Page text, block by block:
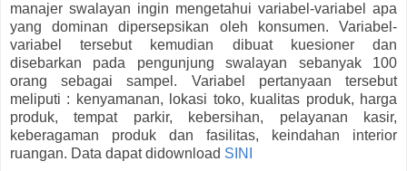
manajer swalayan ingin mengetahui variabel-variabel apa
yang dominan dipersepsikan oleh konsumen. Variabel-
variabel tersebut kemudian dibuat kuesioner dan
disebarkan pada pengunjung swalayan sebanyak 100
orang sebagai sampel. Variabel pertanyaan tersebut
meliputi : kenyamanan, lokasi toko, kualitas produk, harga
produk, tempat parkir, kebersihan, pelayanan kasir,
keberagaman produk dan fasilitas, keindahan interior
ruangan. Data dapat didownload SINI